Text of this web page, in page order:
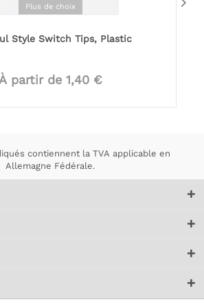
Plus de choix
Style Switch Tips, Plastic
À partir de 1,40 €
contiennent la TVA applicable en
Allemagne Fédérale.